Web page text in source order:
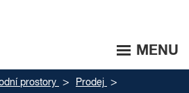
MENU
prostory
Prodej